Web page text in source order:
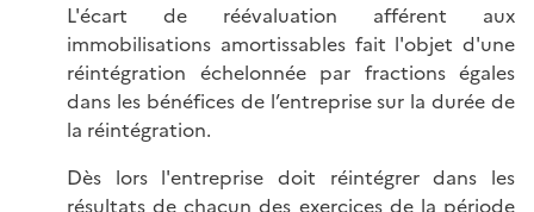
L'écart de réévaluation afférent aux
immobilisations amortissables fait l'objet d'une
réintégration échelonnée par fractions égales
dans les bénéfices de l’entreprise sur la durée de
la réintégration.
Dès lors l'entreprise doit réintégrer dans les
résultats de chacun des exercices de la période